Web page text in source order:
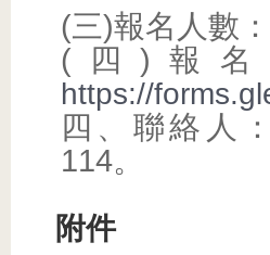
(三)報名人數
(四)報名
https://
四、聯絡人
114。
附件